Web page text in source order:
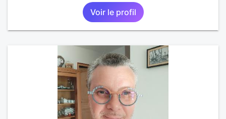
Voir le profil